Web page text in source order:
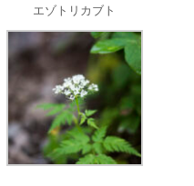
エゾトリカブト